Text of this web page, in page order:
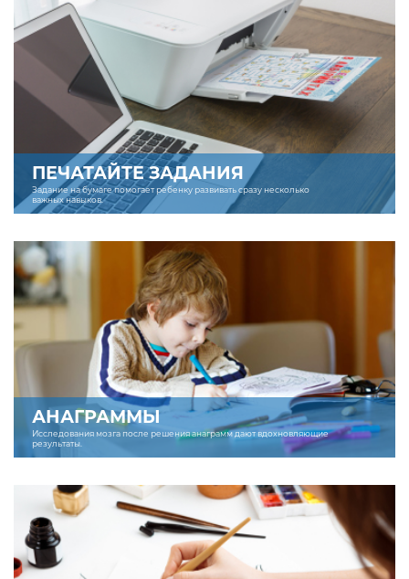
ПЕЧАТАЙТЕ ЗАДАНИЯ
Задание на бумаге помогает ребенку развивать сразу несколько
важных навыков.
АНАГРАММЫ
Исследования мозга после решения анаграмм дают вдохновляющие
результаты.